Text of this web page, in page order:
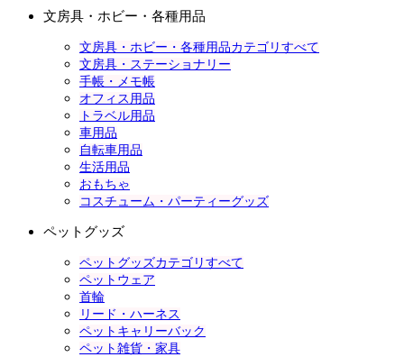
文房具・ホビー・各種用品
文房具・ホビー・各種用品カテゴリすべて
文房具・ステーショナリー
手帳・メモ帳
オフィス用品
トラベル用品
車用品
自転車用品
生活用品
おもちゃ
コスチューム・パーティーグッズ
ペットグッズ
ペットグッズカテゴリすべて
ペットウェア
首輪
リード・ハーネス
ペットキャリーバック
ペット雑貨・家具